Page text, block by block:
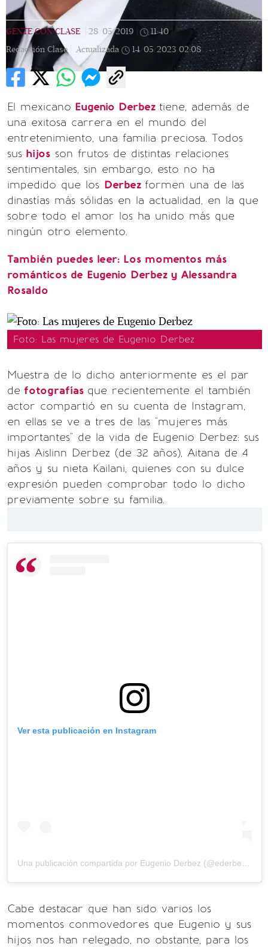
GENTE CON CLASE 28/05/2019 11:40
Redacción Clase |
Actualizada 14/05/2023 02:08
El mexicano Eugenio Derbez tiene, además de
una exitosa carrera en el mundo del
entretenimiento, una familia preciosa. Todos
sus hijos son frutos de distintas relaciones
sentimentales, sin embargo, esto no ha
impedido que los Derbez formen una de las
dinastías más sólidas en la actualidad, en la que
sobre todo el amor los ha unido más que
ningún otro elemento.
También puedes leer: Los momentos más
románticos de Eugenio Derbez y Alessandra
Rosaldo
Foto: Las mujeres de Eugenio Derbez
Muestra de lo dicho anteriormente es el par
de fotografías que recientemente el también
actor compartió en su cuenta de Instagram,
en ellas se ve a tres de las "mujeres más
importantes" de la vida de Eugenio Derbez: sus
hijas Aislinn Derbez (de 32 años), Aitana de 4
años y su nieta Kailani, quienes con su dulce
expresión pueden comprobar todo lo dicho
previamente sobre su familia.
Ver esta publicación en Instagram
Una publicación compartida por Eugenio Derbez (@ederbez) el
Cabe destacar que han sido varios los
momentos conmovedores que Eugenio y sus
hijos nos han relegado, no obstante, para los